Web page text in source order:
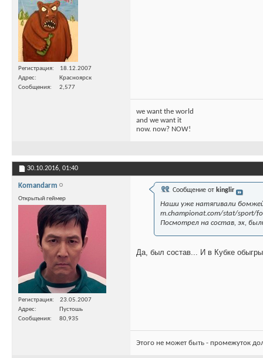
Регистрация
18.12.2007
Адрес
Красноярск
Сообщения
2,577
we want the world
and we want it
now. now? NOW!
30.10.2016, 01:40
Komandarm
Открытый геймер
Регистрация
23.05.2007
Адрес
Пустошь
Сообщения
80,935
Сообщение от kinglir
Наши уже натягивали
m.championat.com/stat/sport/
Посмотрел на состав, эх,
Да, был состав... И в Кубке
Этого не может быть - промежуток